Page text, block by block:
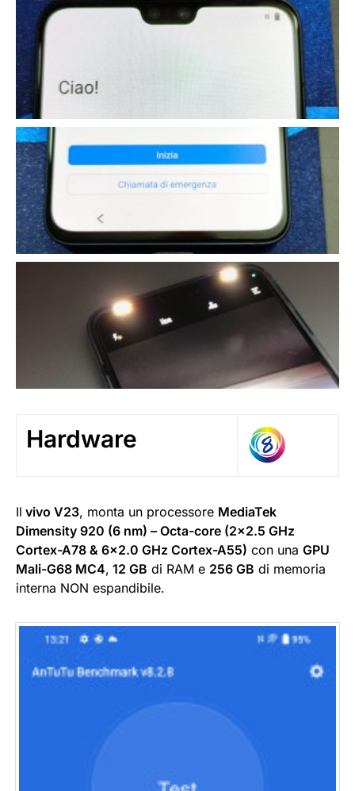
Hardware
Il vivo V23, monta un processore MediaTek
Dimensity 920 (6 nm) – Octa-core (2×2.5 GHz
Cortex-A78 & 6×2.0 GHz Cortex-A55) con una GPU
Mali-G68 MC4, 12 GB di RAM e 256 GB di memoria
interna NON espandibile.